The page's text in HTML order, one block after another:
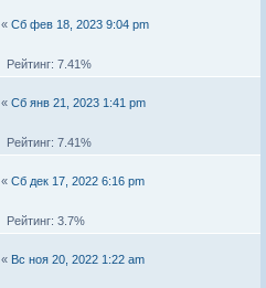
« Сб фев 18, 2023 9:04 pm
Рейтинг: 7.41%
« Сб янв 21, 2023 1:41 pm
Рейтинг: 7.41%
« Сб дек 17, 2022 6:16 pm
Рейтинг: 3.7%
« Вс ноя 20, 2022 1:22 am